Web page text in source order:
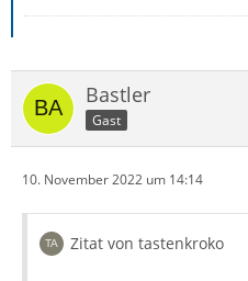
Bastler
Gast
10. November 2022 um 14:14
Zitat von tastenkroko